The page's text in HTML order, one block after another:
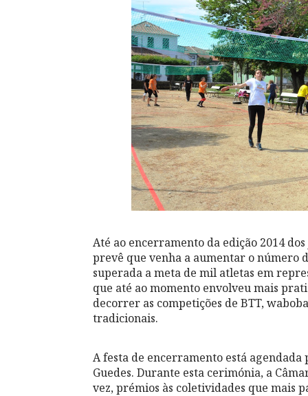
Até ao encerramento da edição 2014 dos
prevê que venha a aumentar o número
superada a meta de mil atletas em
que até ao momento envolveu mais
decorrer as competições de BTT,
tradicionais.
A festa de encerramento está
Guedes. Durante esta cerimónia, a
vez, prémios às coletividades que mais